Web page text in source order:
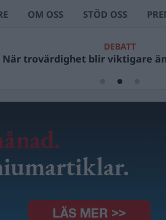
OM OSS STÖD OSS
DEBATT
När trovärdighet blir viktigare